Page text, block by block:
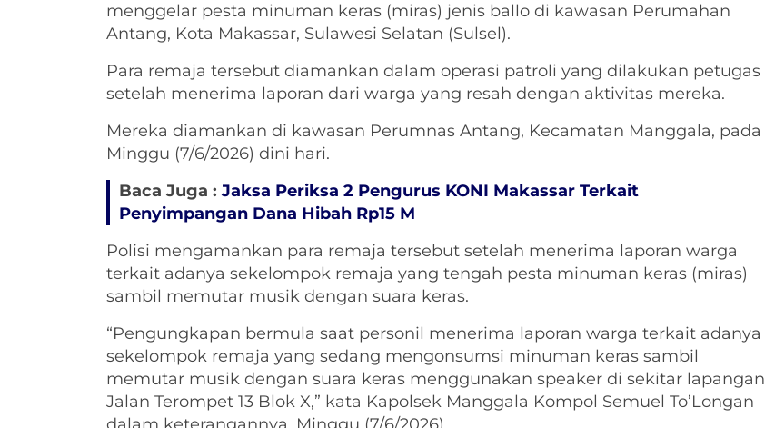
menggelar pesta minuman keras (miras) jenis ballo di kawasan Perumahan
Antang, Kota Makassar, Sulawesi Selatan (Sulsel).
Para remaja tersebut diamankan dalam operasi patroli yang dilakukan petugas
setelah menerima laporan dari warga yang resah dengan aktivitas mereka.
Mereka diamankan di kawasan Perumnas Antang, Kecamatan Manggala, pada
Minggu (7/6/2026) dini hari.
Baca Juga : Jaksa Periksa 2 Pengurus KONI Makassar Terkait
Penyimpangan Dana Hibah Rp15 M
Polisi mengamankan para remaja tersebut setelah menerima laporan warga
terkait adanya sekelompok remaja yang tengah pesta minuman keras (miras)
sambil memutar musik dengan suara keras.
“Pengungkapan bermula saat personil menerima laporan warga terkait adanya
sekelompok remaja yang sedang mengonsumsi minuman keras sambil
memutar musik dengan suara keras menggunakan speaker di sekitar lapangan
Jalan Terompet 13 Blok X,” kata Kapolsek Manggala Kompol Semuel To’Longan